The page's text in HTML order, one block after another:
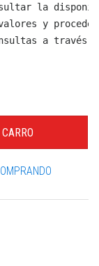
la
y
a través